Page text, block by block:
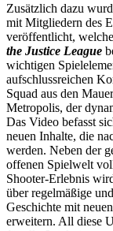
Zusätzlich dazu
mit Mitgliedern des
veröffentlicht,
the Justice League
wichtigen
aufschlussreichen
Squad aus den
Metropolis, der
Das Video befasst
neuen Inhalte, die
werden. Neben der
offenen Spielwelt
Shooter-Erlebnis
über regelmäßige
Geschichte mit
erweitern. All diese